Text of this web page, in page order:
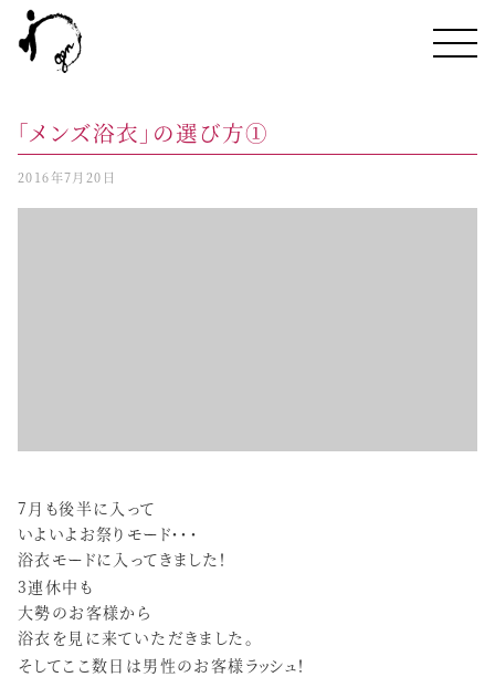
「メンズ浴衣」の選び方①
2016年7月20日
7月も後半に入って
いよいよお祭りモード・・・
浴衣モードに入ってきました！
3連休中も
大勢のお客様から
浴衣を見に来ていただきました。
そしてここ数日は男性のお客様ラッシュ！